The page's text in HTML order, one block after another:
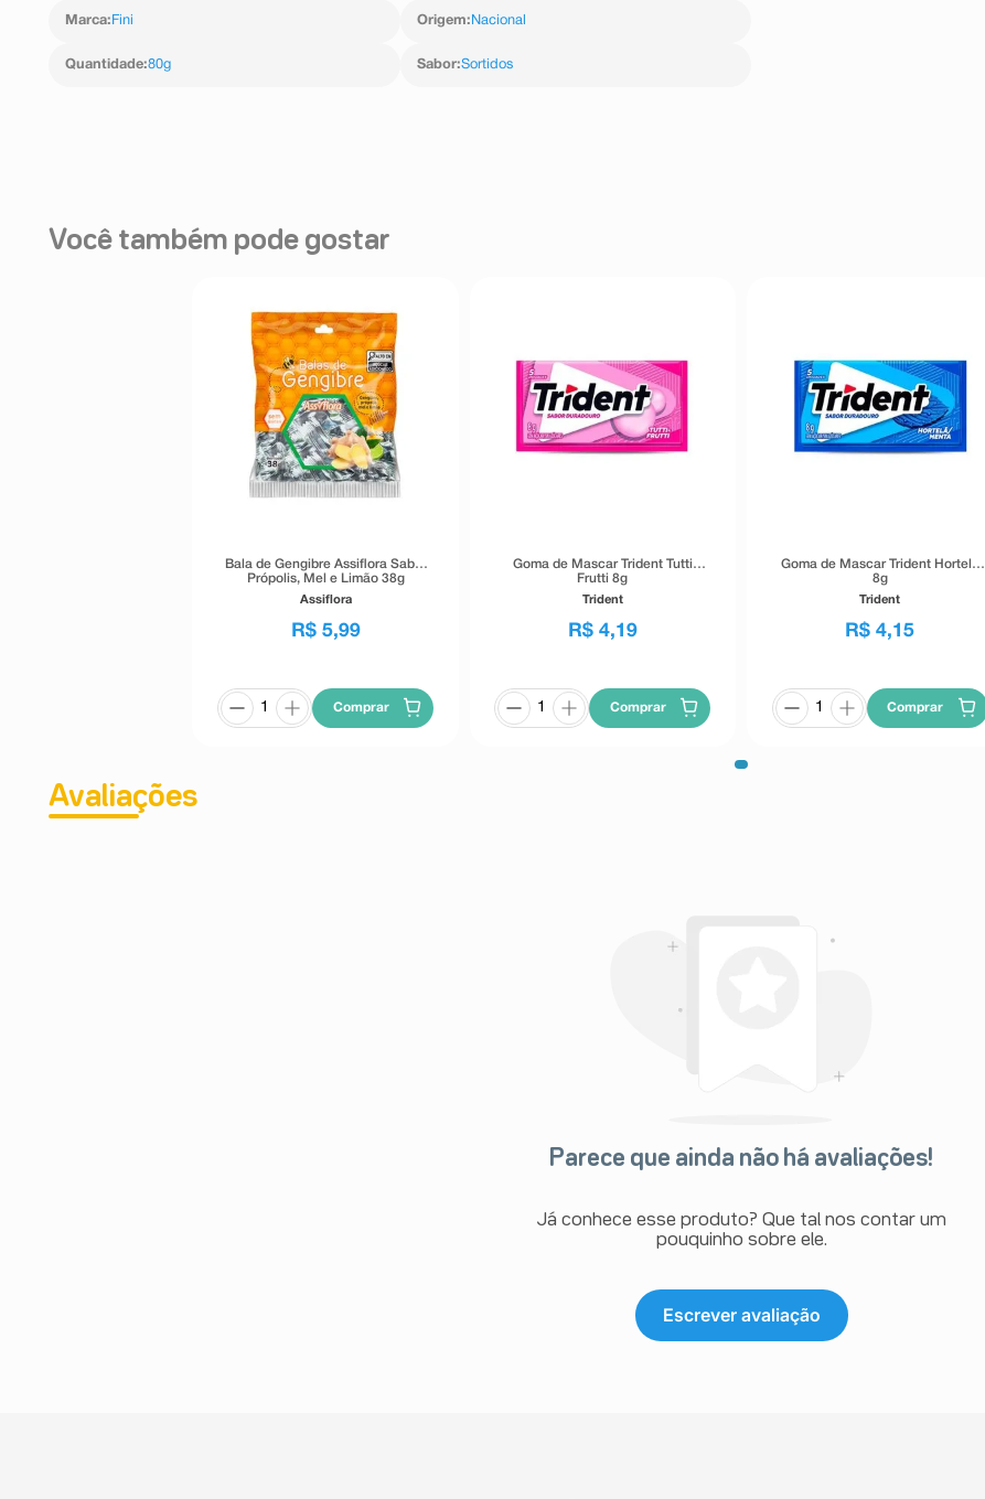
Glaceantes Cera De Carnaúba E Cera De Abelha E Corantes Vermelho Allura Ac, Azul
Marca: Fini Origem: Nacional
Quantidade:80g Sabor:Sortidos
Você também pode gostar
Bala de Gengibre Assiflora Sabor
Própolis, Mel e Limão 38g
Assiflora
R$ 5,99
Comprar
Goma de Mascar Trident Tutti
Frutti 8g
Trident
R$ 4,19
Comprar
Goma de Mascar Trident Hortelã
8g
Trident
R$ 4,15
Comprar
Avaliações
Parece que ainda não há avaliações!
Já conhece esse produto? Que tal nos contar um
pouquinho sobre ele.
Escrever avaliação